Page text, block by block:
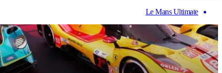
Le Mans Ultimate